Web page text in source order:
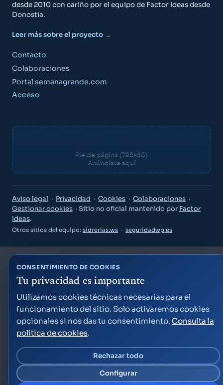
desde 2010 con cariño por el equipo de Factor Ideas desde
Donostia.
Leer más sobre el proyecto →
Contacto
Colaboraciones
Portal semanagrande.com
Acceso
Pie de página (728×80)
Anúnciate aquí
Aviso legal · Privacidad · Cookies · Colaboraciones ·
Gestionar cookies · Sitio no oficial mantenido por Factor
Ideas.
Otros sitios del equipo: sidrerias.ws · seguridadwp.es
CONSENTIMIENTO DE COOKIES
Tu privacidad es importante
Utilizamos cookies técnicas necesarias para el
funcionamiento del sitio. Solo activaremos cookies
opcionales si nos das tu consentimiento. Consulta la
política de cookies.
Rechazar todo
Configurar
«Planes para niños este fin de semana»
«¿A qué hora son los fuegos artificiales?»
Crear cuenta gratis
Ya tengo cuenta — acceder
Factor Ideas